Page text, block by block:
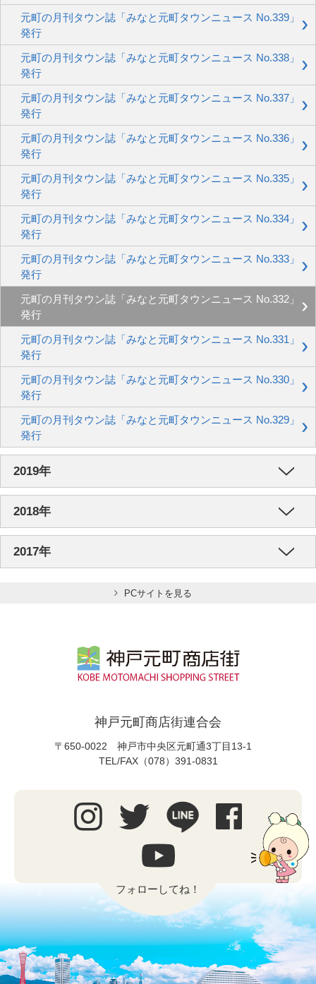
元町の月刊タウン誌「みなと元町タウンニュース No.339」
発行
元町の月刊タウン誌「みなと元町タウンニュース No.338」
発行
元町の月刊タウン誌「みなと元町タウンニュース No.337」
発行
元町の月刊タウン誌「みなと元町タウンニュース No.336」
発行
元町の月刊タウン誌「みなと元町タウンニュース No.335」
発行
元町の月刊タウン誌「みなと元町タウンニュース No.334」
発行
元町の月刊タウン誌「みなと元町タウンニュース No.333」
発行
元町の月刊タウン誌「みなと元町タウンニュース No.332」
発行
元町の月刊タウン誌「みなと元町タウンニュース No.331」
発行
元町の月刊タウン誌「みなと元町タウンニュース No.330」
発行
元町の月刊タウン誌「みなと元町タウンニュース No.329」
発行
2019年
2018年
2017年
PCサイトを見る
神戸元町商店街連合会
〒650-0022 神戸市中央区元町通3丁目13-1
TEL/FAX（078）391-0831
フォローしてね！